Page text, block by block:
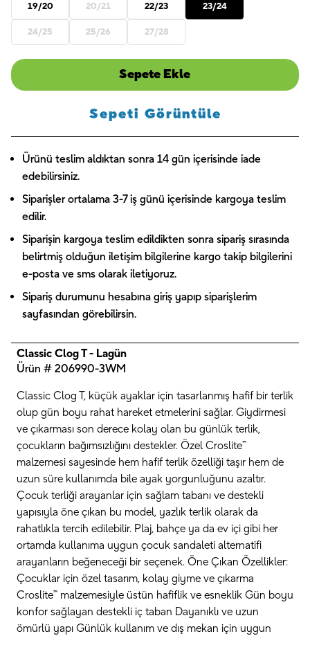
19/20 20/21 22/23 23/24
24/25 25/26 27/28
Sepete Ekle
Sepeti Görüntüle
Ürünü teslim aldıktan sonra 14 gün içerisinde iade
edebilirsiniz.
Siparişler ortalama 3-7 iş günü içerisinde kargoya teslim
edilir.
Siparişin kargoya teslim edildikten sonra sipariş sırasında
belirtmiş olduğun iletişim bilgilerine kargo takip bilgilerini
e-posta ve sms olarak iletiyoruz.
Sipariş durumunu hesabına giriş yapıp siparişlerim
sayfasından görebilirsin.
Classic Clog T - Lagün
Ürün # 206990-3WM
Classic Clog T, küçük ayaklar için tasarlanmış hafif bir terlik
olup gün boyu rahat hareket etmelerini sağlar. Giydirmesi
ve çıkarması son derece kolay olan bu günlük terlik,
çocukların bağımsızlığını destekler. Özel Croslite™
malzemesi sayesinde hem hafif terlik özelliği taşır hem de
uzun süre kullanımda bile ayak yorgunluğunu azaltır.
Çocuk terliği arayanlar için sağlam tabanı ve destekli
yapısıyla öne çıkan bu model, yazlık terlik olarak da
rahatlıkla tercih edilebilir. Plaj, bahçe ya da ev içi gibi her
ortamda kullanıma uygun çocuk sandaleti alternatifi
arayanların beğeneceği bir seçenek. Öne Çıkan Özellikler:
Çocuklar için özel tasarım, kolay giyme ve çıkarma
Croslite™ malzemesiyle üstün hafiflik ve esneklik Gün boyu
konfor sağlayan destekli iç taban Dayanıklı ve uzun
ömürlü yapı Günlük kullanım ve dış mekan için uygun